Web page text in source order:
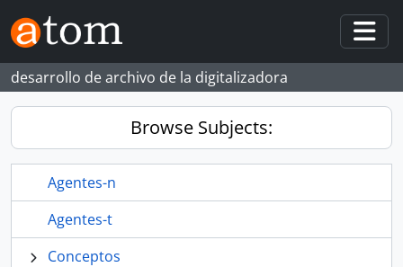
Skip to main content
desarrollo de archivo de la digitalizadora
Browse Subjects:
Agentes-n
Agentes-t
Conceptos